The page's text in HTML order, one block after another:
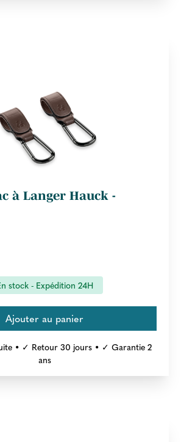
à Langer Hauck -
stock - Expédition 24H
• ✓ Retour 30 jours • ✓ Garantie 2
ans